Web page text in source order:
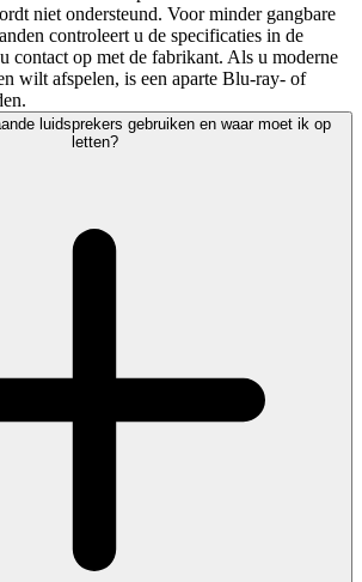
niet ondersteund. Voor minder gangbare
controleert u de specificaties in de
contact op met de fabrikant. Als u moderne
wilt afspelen, is een aparte Blu-ray- of
luidsprekers gebruiken en waar moet ik op
letten?